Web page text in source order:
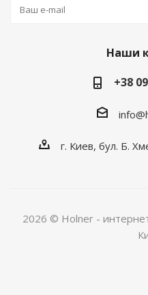
Наши
+38
г. Киев, бул. Б.
2026 © Holner -